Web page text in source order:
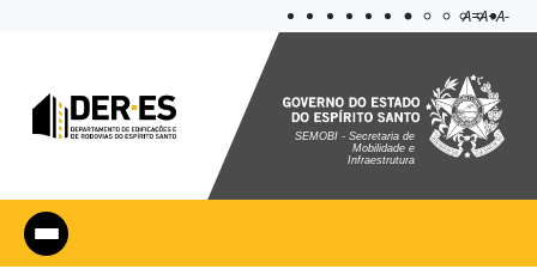
Aplicar
A=A+A-
SEMOBI - Secretaria de
Mobilidade e
Infraestrutura